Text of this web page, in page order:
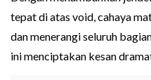
tepat di atas void, cahaya
dan menerangi seluruh
ini menciptakan kesan